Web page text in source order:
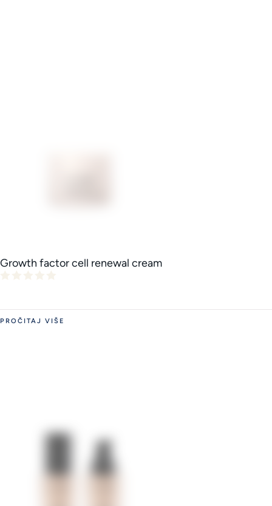
Growth factor cell renewal cream
PROČITAJ VIŠE